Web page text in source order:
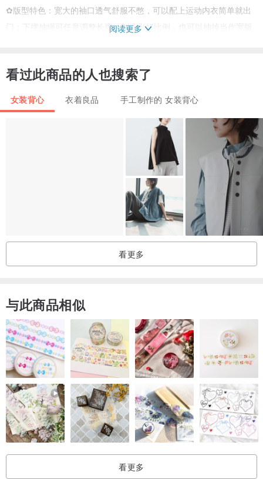
✿版型特色：宽大的袖口透气舒服不憋，可以配上运动内衣简单就出
门；下摆抽绳可任意调整长度，制造出好比例，也可以抽掉当作宽版
✿设计版型、选布绢印、裁布车缝，全程手工制作by yinke team。
穿起来：
160/53，宽松，喜欢抽绳稍微反折五厘米，修饰屁屁
阅读更多
看过此商品的人也搜索了
女装背心 衣着良品 手工制作的 女装背心
看更多
与此商品相似
看更多